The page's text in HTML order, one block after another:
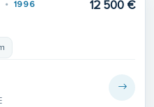
1996 12 500 €